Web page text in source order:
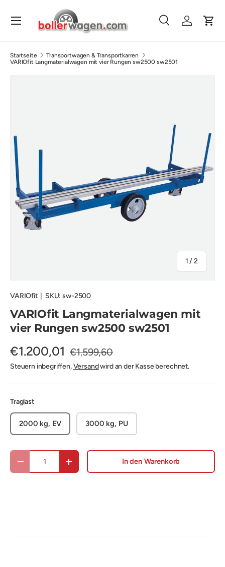
Direkt zum Inhalt
Suchen
SucheEinloggen
Menü
Startseite
Transportwagen & Transportkarren
VARIOfit Langmaterialwagen mit vier Rungen sw2500 sw2501
1 /von
2
VARIOfit| SKU: sw-2500
VARIOfit Langmaterialwagen mit
vier Rungen sw2500 sw2501
€1.200,01 €1.599,60
Steuern inbegriffen,Versandwird an der Kasse berechnet.
Traglast
2000 kg, EV 3000 kg, PU
Anzahl
Menge verringernMenge erhöhen In den Warenkorb